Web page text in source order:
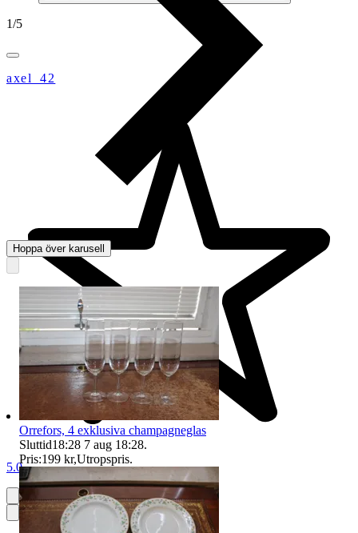
1/5
axel_42
5.0
Hoppa över karusell
Orrefors, 4 exklusiva champagneglas
Sluttid18:28 7 aug 18:28.
Pris:199 kr,Utropspris.